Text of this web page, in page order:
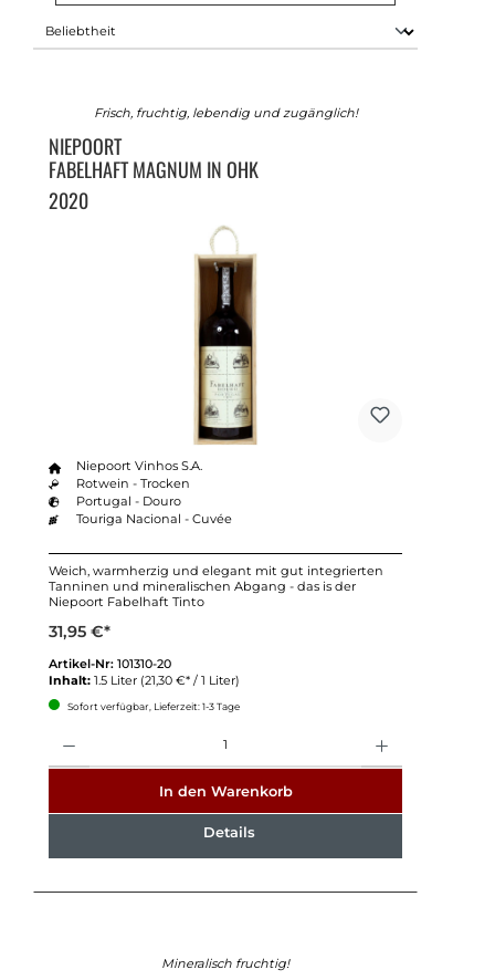
Frisch, fruchtig, lebendig und zugänglich!
NIEPOORT
FABELHAFT MAGNUM IN OHK
2020
Niepoort Vinhos S.A.
Rotwein - Trocken
Portugal - Douro
Touriga Nacional - Cuvée
Weich, warmherzig und elegant mit gut integrierten
Tanninen und mineralischen Abgang - das is der
Niepoort Fabelhaft Tinto
31,95 €*
Artikel-Nr: 101310-20
Inhalt: 1.5 Liter (21,30 €* / 1 Liter)
Sofort verfügbar, Lieferzeit: 1-3 Tage
In den Warenkorb
Details
Mineralisch fruchtig!